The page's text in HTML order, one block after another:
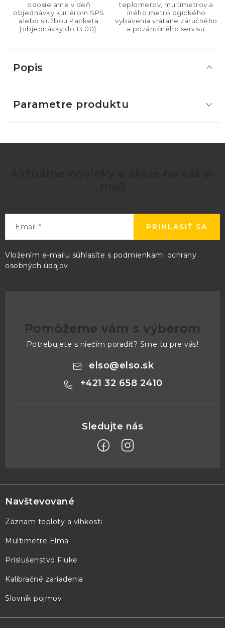
odosielame v deň
objednávky kuriérom SPS
alebo službou Packeta
(objednávky do 13:00).
teplomerov, multimetrov a
iného metrologického
vybavenia vrátane záručného
a pozáručného servisu.
Popis
Parametre produktu
Email
Vložením e-mailu súhlasíte s podmienkami ochrany
osobných údajov
PRIHLÁSIŤ SA
Pomôžeme vám s výberom
Potrebujete s niečím poradiť? Sme tu pre vás!
elso@elso.sk
+421 32 658 2410
á
p
ä
e
Navštevované
Záznam teploty a vlhkosti
Multimetre Elma
Príslušenstvo Fluke
Kalibračné zariadenia
Slovník pojmov